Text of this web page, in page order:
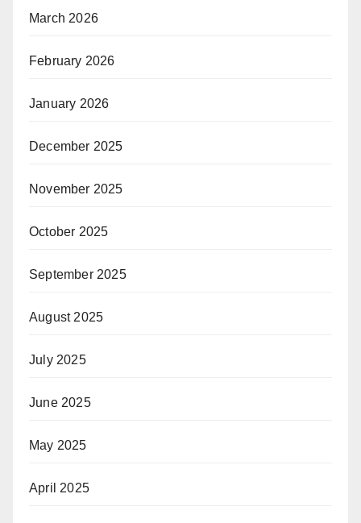
March 2026
February 2026
January 2026
December 2025
November 2025
October 2025
September 2025
August 2025
July 2025
June 2025
May 2025
April 2025